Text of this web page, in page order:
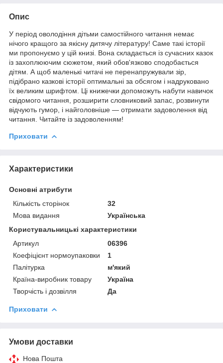
Опис
У період оволодіння дітьми самостійного читання немає
нічого кращого за якісну дитячу літературу! Саме такі історії
ми пропонуємо у цій книзі. Вона складається із сучасних казок
із захоплюючим сюжетом, який обов'язково сподобається
дітям. А щоб маленькі читачі не перенапружували зір,
підібрано казкові історії оптимальні за обсягом і надруковано
їх великим шрифтом. Ці книжечки допоможуть набути навичок
свідомого читання, розширити словниковий запас, розвинути
відчують гумор, і найголовніше — отримати задоволення від
читання. Читайте із задоволенням!
Приховати
Характеристики
Основні атрибути
Кількість сторінок
32
Мова видання
Українська
Користувальницькі характеристики
Артикул
06396
Коефіцієнт нормоупаковки
1
Палітурка
м'який
Країна-виробник товару
Україна
Творчість і дозвілля
Да
Приховати
Умови доставки
Нова Пошта